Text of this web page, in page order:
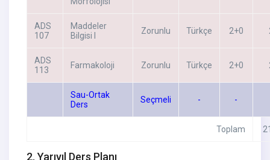
ADS
107
Maddeler
Bilgisi I
Zorunlu Türkçe 2+0
ADS
113
Farmakoloji Zorunlu Türkçe 2+0
Sau-Ortak
Ders
Seçmeli - -
Toplam
2. Yarıyıl Ders Planı